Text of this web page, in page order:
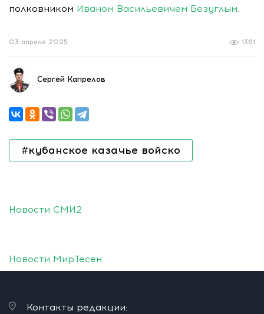
полковником Иваном Васильевичем Безуглым.
1361
03 апреля 2025
Сергей Капрелов
#кубанское казачье войско
Новости СМИ2
Новости МирТесен
Контакты редакции: